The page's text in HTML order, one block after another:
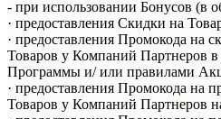
- при использовании Бонусов (в
· предоставления Скидки на
· предоставления Промокода на
Товаров у Компаний Партнеров в
Программы и/ или правилами
· предоставления Промокода на
Товаров у Компаний Партнеров